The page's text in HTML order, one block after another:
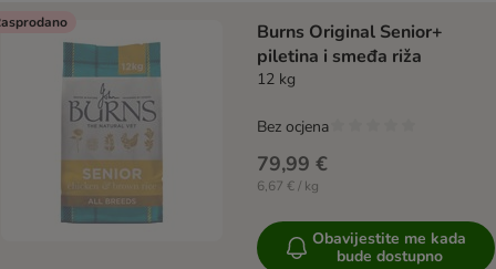
artikli proizvoda su promijenjeni
Burns Original Senior+
piletina i smeđa riža
12 kg
79,99 €
6,67 € / kg
Bez ocjena
Obavijestite me kada
bude dostupno